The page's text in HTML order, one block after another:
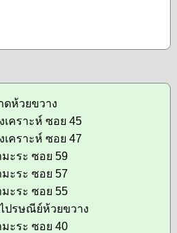
ดห้วยขวาง
เคราะห์ ซอย 45
เคราะห์ ซอย 47
ะระ ซอย 59
ะระ ซอย 57
ะระ ซอย 55
ปรษณีย์ห้วยขวาง
ะระ ซอย 40